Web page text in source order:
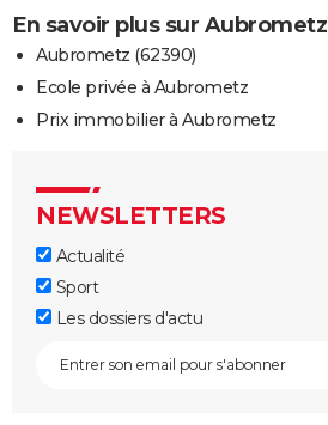
En savoir plus sur Aubrometz
Aubrometz (62390)
Ecole privée à Aubrometz
Prix immobilier à Aubrometz
NEWSLETTERS
Actualité
Sport
Les dossiers d'actu